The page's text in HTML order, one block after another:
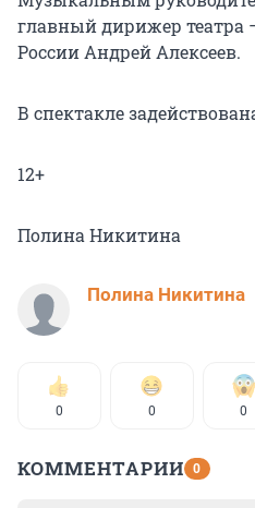
главный дирижер театра
России Андрей Алексеев.
В спектакле
12+
Полина Никитина
Полина Никитина
0 0 0
КОММЕНТАРИИ 0